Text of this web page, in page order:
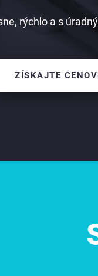
rýchlo a s
ZÍSKAJTE